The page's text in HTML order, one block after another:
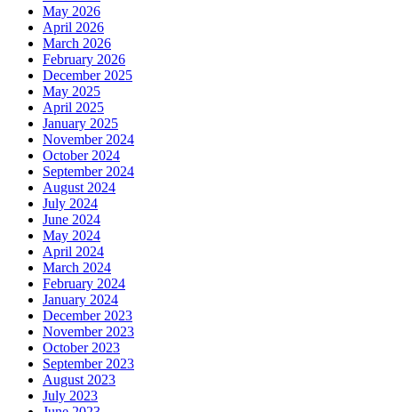
May 2026
April 2026
March 2026
February 2026
December 2025
May 2025
April 2025
January 2025
November 2024
October 2024
September 2024
August 2024
July 2024
June 2024
May 2024
April 2024
March 2024
February 2024
January 2024
December 2023
November 2023
October 2023
September 2023
August 2023
July 2023